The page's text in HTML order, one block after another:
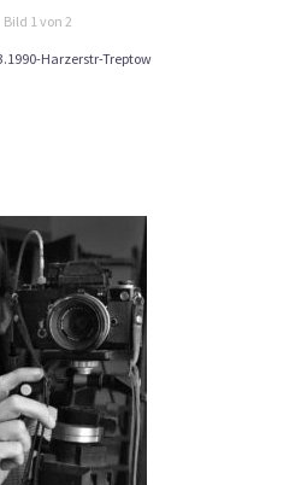
Bild 1 von 2
Harzerstr-Treptow